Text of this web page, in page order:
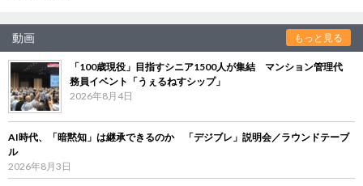
動画 もっと見る
「100歳現役」目指すシニア1500人が集結 マンション管理代
務員イベント「うぇるねすシップ」
2026年8月4日
AI時代、「暗黙知」は継承できるのか 「デジブレ」説明会／ラウンドテーブ
ル
2026年8月3日